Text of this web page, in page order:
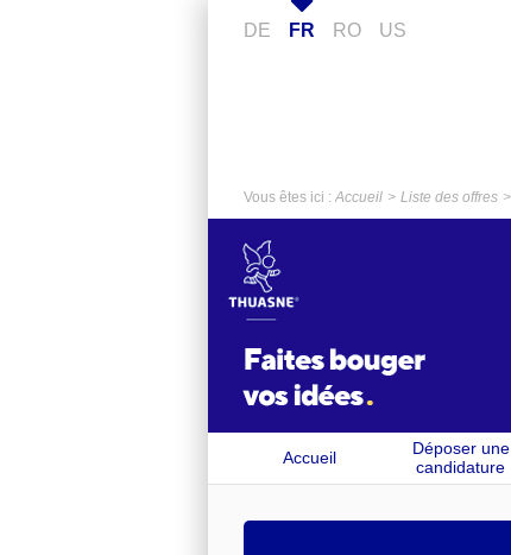
DE FR RO US
Vous êtes ici : Accueil Liste des offres
Accueil
Déposer une
candidature
spontanée